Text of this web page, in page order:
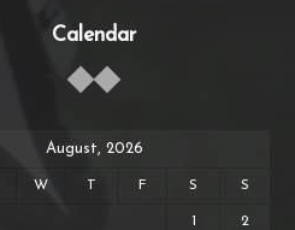
Calendar
August, 2026
W T F S S
1 2